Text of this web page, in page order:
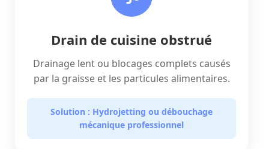
Drain de cuisine obstrué
Drainage lent ou blocages complets causés
par la graisse et les particules alimentaires.
Solution : Hydrojetting ou débouchage
mécanique professionnel